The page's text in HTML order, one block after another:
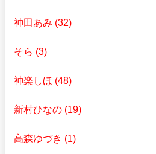
神田あみ (32)
そら (3)
神楽しほ (48)
新村ひなの (19)
高森ゆづき (1)